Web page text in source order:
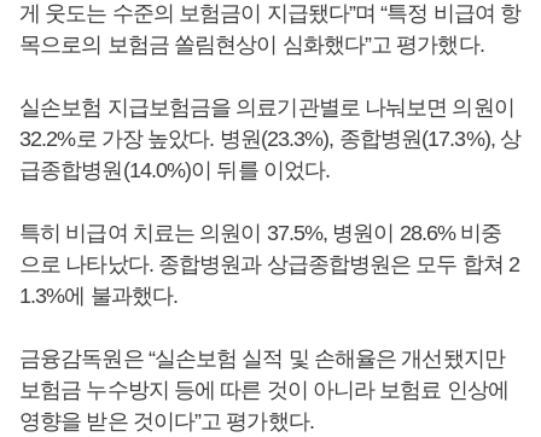
게 웃도는 수준의 보험금이 지급됐다”며 “특정 비급여 항
목으로의 보험금 쏠림현상이 심화했다”고 평가했다.
실손보험 지급보험금을 의료기관별로 나눠보면 의원이
32.2%로 가장 높았다. 병원(23.3%), 종합병원(17.3%), 상
급종합병원(14.0%)이 뒤를 이었다.
특히 비급여 치료는 의원이 37.5%, 병원이 28.6% 비중
으로 나타났다. 종합병원과 상급종합병원은 모두 합쳐 2
1.3%에 불과했다.
금융감독원은 “실손보험 실적 및 손해율은 개선됐지만
보험금 누수방지 등에 따른 것이 아니라 보험료 인상에
영향을 받은 것이다”고 평가했다.